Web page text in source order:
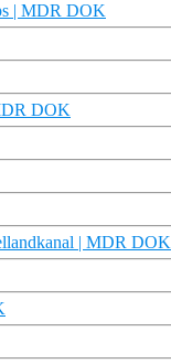
| MDR DOK
DOK
| MDR DOK